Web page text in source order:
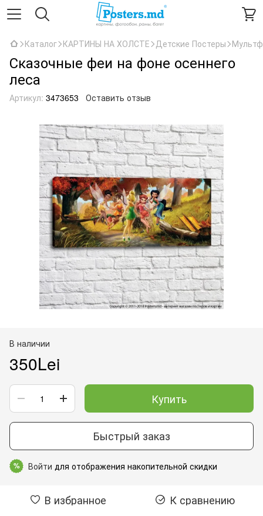
Каталог КАРТИНЫ НА ХОЛСТЕ Детские Постеры
Сказочные феи на фоне осеннего
леса
Артикул: 3473653 Оставить отзыв
В наличии
350Lei
Купить
Быстрый заказ
% Войти для отображения накопительной скидки
В избранное К сравнению